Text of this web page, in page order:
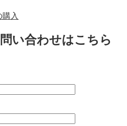
入
い合わせはこちら